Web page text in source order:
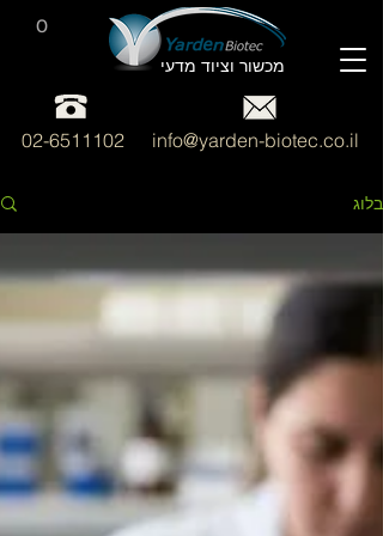
02-6511102 info@yarden-biotec.co.il
מכשור וציוד מדעי
0
בלוג